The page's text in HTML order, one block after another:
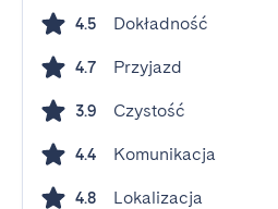
4.5 Dokładność
4.7 Przyjazd
3.9 Czystość
4.4 Komunikacja
4.8 Lokalizacja